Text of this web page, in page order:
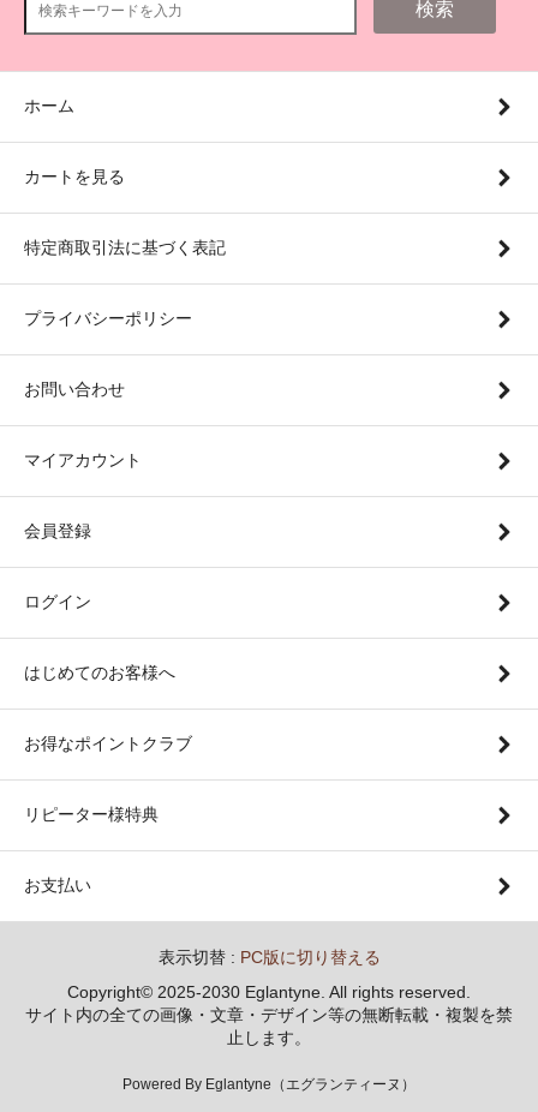
検索
ホーム
カートを見る
特定商取引法に基づく表記
プライバシーポリシー
お問い合わせ
マイアカウント
会員登録
ログイン
はじめてのお客様へ
お得なポイントクラブ
リピーター様特典
お支払い
表示切替 : PC版に切り替える
Copyright© 2025-2030 Eglantyne. All rights reserved.
サイト内の全ての画像・文章・デザイン等の無断転載・複製を禁
止します。
Powered By Eglantyne（エグランティーヌ）